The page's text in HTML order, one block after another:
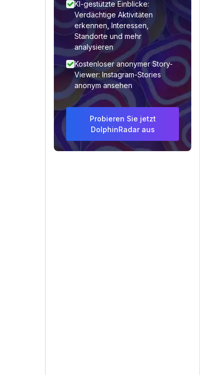
KI-gestützte Einblicke:
Verdächtige Aktivitäten
erkennen, Interessen,
Standorte und mehr
analysieren
Kostenloser anonymer Story-
Viewer: Instagram-Stories
anonym ansehen
Probieren Sie jetzt
DolphinRadar aus